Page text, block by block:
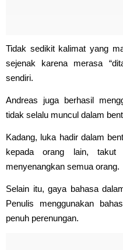
Tidak sedikit kalimat yang
sejenak karena merasa
sendiri.
Andreas juga berhasil
tidak selalu muncul dalam
Kadang, luka hadir dalam
kepada orang lain, takut
menyenangkan semua orang.
Selain itu, gaya bahasa
Penulis menggunakan
penuh perenungan.